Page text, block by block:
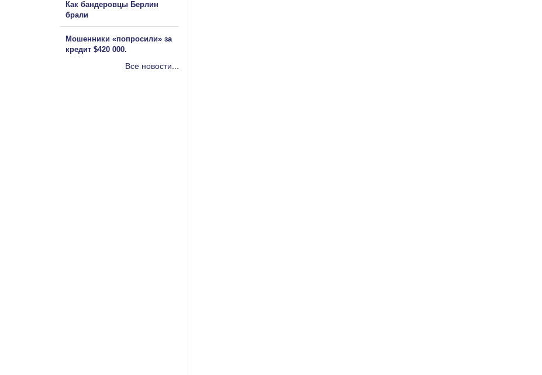
Как бандеровцы Берлин
брали
Мошенники «попросили» за
кредит $420 000.
Все новости...